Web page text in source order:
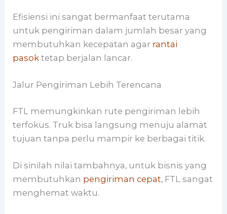
Efisiensi ini sangat bermanfaat terutama
untuk pengiriman dalam jumlah besar yang
membutuhkan kecepatan agar rantai
pasok tetap berjalan lancar.
Jalur Pengiriman Lebih Terencana
FTL memungkinkan rute pengiriman lebih
terfokus. Truk bisa langsung menuju alamat
tujuan tanpa perlu mampir ke berbagai titik.
Di sinilah nilai tambahnya, untuk bisnis yang
membutuhkan pengiriman cepat, FTL sangat
menghemat waktu.